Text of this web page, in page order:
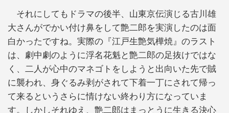
それにしてもドラマの後半、山東京伝演じる古川雄
大さんがでかい付け鼻をして艶二郎を実演したのは面
白かったですね。実際の『江戸生艶気樺焼』のラスト
は、劇中劇のように浮名花魁と艶二郎の足抜けではな
く、二人が心中のマネゴトをしようと出向いた先で賊
に襲われ、身ぐるみ剥がされて下着一丁にされて帰っ
て来るというさらに情けない終わり方になっていま
す。しかしそれゆえ、艶二郎はまっとうに生きる決心